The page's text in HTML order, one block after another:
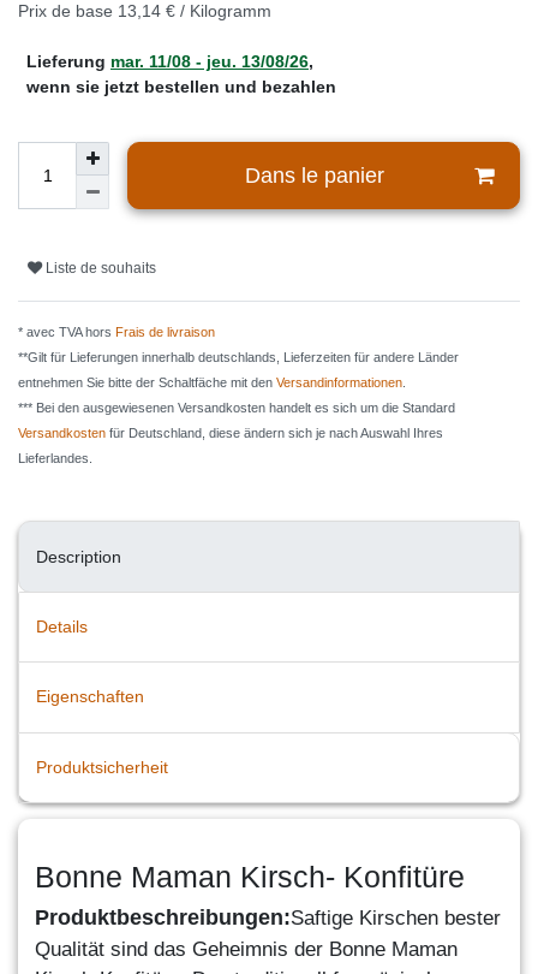
Prix de base 13,14 € / Kilogramm
Lieferung mar. 11/08 - jeu. 13/08/26,
wenn sie jetzt bestellen und bezahlen
Dans le panier
Liste de souhaits
* avec TVA hors Frais de livraison
**Gilt für Lieferungen innerhalb deutschlands, Lieferzeiten für andere Länder
entnehmen Sie bitte der Schaltfäche mit den Versandinformationen
*** Bei den ausgewiesenen Versandkosten handelt es sich um die Standard
Versandkosten für Deutschland, diese ändern sich je nach Auswahl Ihres
Lieferlandes.
Description
Details
Eigenschaften
Produktsicherheit
Bonne Maman Kirsch- Konfitüre
Produktbeschreibungen:Saftige Kirschen bester
Qualität sind das Geheimnis der Bonne Maman